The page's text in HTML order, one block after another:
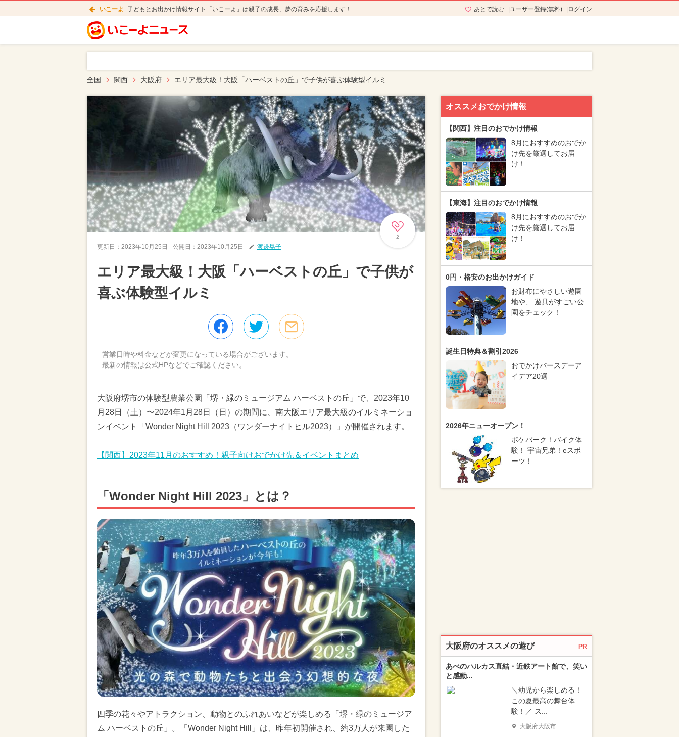
いこーよ 子どもとお出かけ情報サイト「いこーよ」は親子の成長、夢の育みを応援します！ あとで読む ユーザー登録(無料) ログイン
全国 関西 大阪府 エリア最大級！大阪「ハーベストの丘」で子供が喜ぶ体験型イルミ
2
更新日： 2023年10月25日 公開日： 2023年10月25日 渡邊晃子
エリア最大級！大阪「ハーベストの丘」で子供が
喜ぶ体験型イルミ
営業日時や料金などが変更になっている場合がございます。
最新の情報は公式HPなどでご確認ください。
大阪府堺市の体験型農業公園「堺・緑のミュージアム ハーベストの丘」で、2023年10
月28日（土）〜2024年1月28日（日）の期間に、南大阪エリア最大級のイルミネーショ
ンイベント「Wonder Night Hill 2023（ワンダーナイトヒル2023）」が開催されます。
【関西】2023年11月のおすすめ！親子向けおでかけ先＆イベントまとめ
「Wonder Night Hill 2023」とは？
四季の花々やアトラクション、動物とのふれあいなどが楽しめる「堺・緑のミュージア
ム ハーベストの丘」。「Wonder Night Hill」は、昨年初開催され、約3万人が来園した
オススメおでかけ情報
【関西】注目のおでかけ情報
8月におすすめのおでか
け先を厳選してお届
け！
【東海】注目のおでかけ情報
8月におすすめのおでか
け先を厳選してお届
け！
0円・格安のお出かけガイド
お財布にやさしい遊園
地や、 遊具がすごい公
園をチェック！
誕生日特典＆割引2026
おでかけバースデーア
イデア20選
2026年ニューオープン！
ポケパーク！バイク体
験！ 宇宙兄弟！eスポ
ーツ！
大阪府のオススメの遊び PR
あべのハルカス直結・近鉄アート館で、笑い
と感動...
＼幼児から楽しめる！
この夏最高の舞台体
験！／ ス...
大阪府大阪市